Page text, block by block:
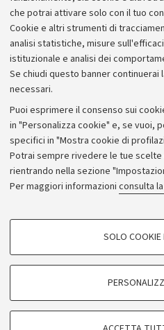
che potrai attivare solo con il tuo
Cookie e altri strumenti di
analisi statistiche, misure
istituzionale e analisi dei
Se chiudi questo banner continuerai
necessari.
Puoi esprimere il consenso sui
in "Personalizza cookie" e, se vuoi,
specifici in "Mostra cookie di
Potrai sempre rivedere le tue
rientrando nella sezione
Per maggiori informazioni consulta
COOKIE DI PROFILAZIONE -
COOKIE TECNICI - NECESSARI
SOLO COOKIE
Piano
Donazioni
Bandi, gare
Albo
Atti di
Informazioni sul
Dichiarazione
Privacy e
©Copyright 2026 - ALMA